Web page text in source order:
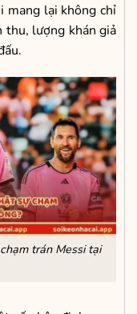
mang lại không chỉ
thu, lượng khán giả
trán Messi tại